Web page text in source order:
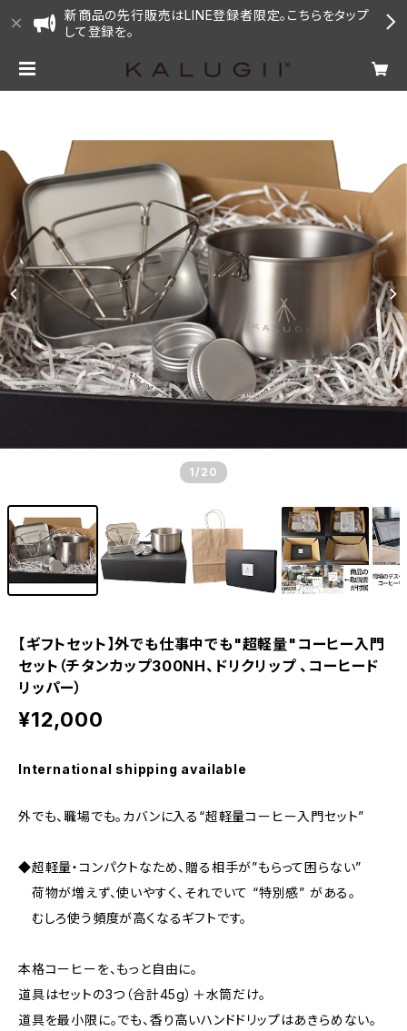
新商品の先行販売はLINE登録者限定。こちらをタップ
して登録を。
1 /20
【ギフトセット】外でも仕事中でも"超軽量"コーヒー入門
セット（チタンカップ300NH、ドリクリップ 、コーヒード
リッパー）
¥12,000
International shipping available
外でも、職場でも。カバンに入る“超軽量コーヒー入門セット”
◆超軽量・コンパクトなため、贈る相手が”もらって困らない”
荷物が増えず、使いやすく、それでいて “特別感” がある。
むしろ使う頻度が高くなるギフトです。
本格コーヒーを、もっと自由に。
道具はセットの3つ（合計45g）＋水筒だけ。
道具を最小限に。でも、香り高いハンドドリップはあきらめない。